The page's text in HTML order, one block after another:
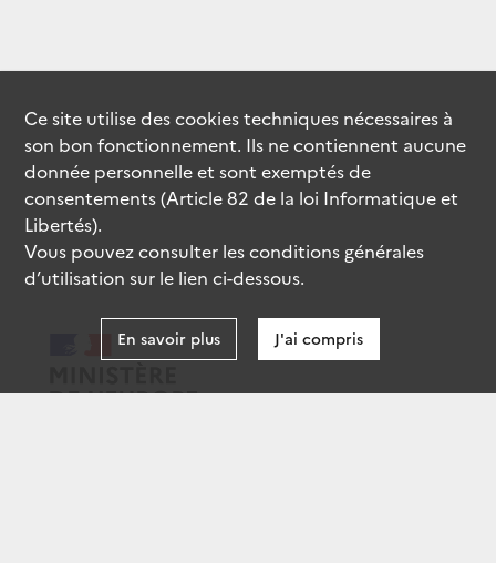
Ce site utilise descookiestechniques nécessaires à
son bon fonctionnement. Ils ne contiennent aucune
donnée personnelle et sont exemptés de
consentements (Article 82 de la loi Informatique et
Libertés).
Vous pouvez consulter les conditions générales
d’utilisation sur le lien ci-dessous.
En savoir plus J'ai compris